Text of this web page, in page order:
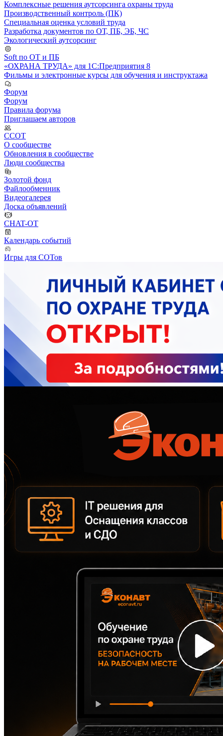
Комплексные решения аутсорсинга охраны труда
Производственный контроль (ПК)
Специальная оценка условий труда
Разработка документов по ОТ, ПБ, ЭБ, ЧС
Экологический аутсорсинг
Soft по ОТ и ПБ
«ОХРАНА ТРУДА» для 1С:Предприятия 8
Фильмы и электронные курсы для обучения и инструктажа
Форум
Форум
Правила форума
Приглашаем авторов
ССОТ
О сообществе
Обновления в сообществе
Люди сообщества
Золотой фонд
Файлообменник
Видеогалерея
Доска объявлений
CHAT-OT
Календарь событий
Игры для СОТов